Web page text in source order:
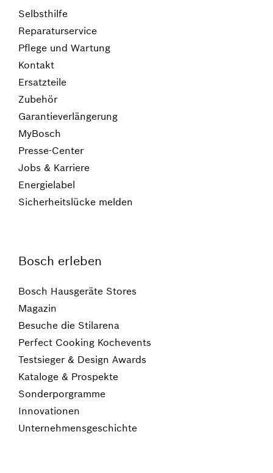
Selbsthilfe
Reparaturservice
Pflege und Wartung
Kontakt
Ersatzteile
Zubehör
Garantieverlängerung
MyBosch
Presse-Center
Jobs & Karriere
Energielabel
Sicherheitslücke melden
Bosch erleben
Bosch Hausgeräte Stores
Magazin
Besuche die Stilarena
Perfect Cooking Kochevents
Testsieger & Design Awards
Kataloge & Prospekte
Sonderporgramme
Innovationen
Unternehmensgeschichte